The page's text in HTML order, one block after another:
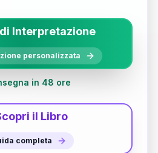
Interpretazione
personalizzata
in 48 ore
il Libro
completa